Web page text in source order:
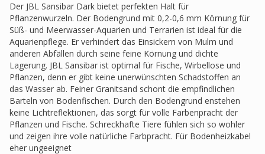
Der JBL Sansibar Dark bietet perfekten Halt für
Pflanzenwurzeln. Der Bodengrund mit 0,2-0,6 mm Körnung für
Süß- und Meerwasser-Aquarien und Terrarien ist ideal für die
Aquarienpflege. Er verhindert das Einsickern von Mulm und
anderen Abfällen durch seine feine Körnung und dichte
Lagerung. JBL Sansibar ist optimal für Fische, Wirbellose und
Pflanzen, denn er gibt keine unerwünschten Schadstoffen an
das Wasser ab. Feiner Granitsand schont die empfindlichen
Barteln von Bodenfischen. Durch den Bodengrund enstehen
keine Lichtreflektionen, das sorgt für volle Farbenpracht der
Pflanzen und Fische. Schreckhafte Tiere fühlen sich so wohler
und zeigen ihre volle natürliche Farbpracht. Für Bodenheizkabel
eher ungeeignet